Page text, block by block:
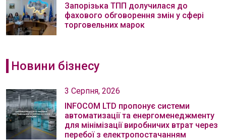
Запорізька ТПП долучилася до
фахового обговорення змін у сфері
торговельних марок
Новини бізнесу
3 Серпня, 2026
INFOCOM LTD пропонує системи
автоматизації та енергоменеджменту
для мінімізації виробничих втрат через
перебої з електропостачанням